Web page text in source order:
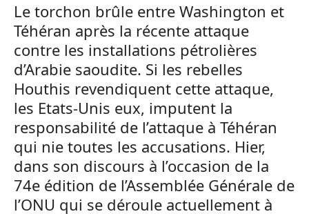
Le torchon brûle entre Washington et
Téhéran après la récente attaque
contre les installations pétrolières
d’Arabie saoudite. Si les rebelles
Houthis revendiquent cette attaque,
les Etats-Unis eux, imputent la
responsabilité de l’attaque à Téhéran
qui nie toutes les accusations. Hier,
dans son discours à l’occasion de la
74e édition de l’Assemblée Générale de
l’ONU qui se déroule actuellement à